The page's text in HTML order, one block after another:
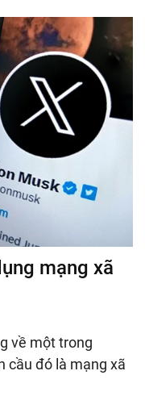
mạng xã
về một trong
cầu đó là mạng xã